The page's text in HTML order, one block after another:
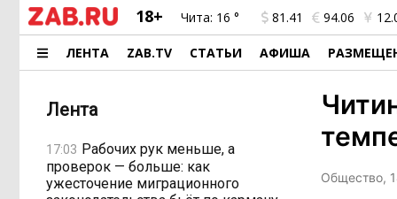
18+ Чита: 16 ° 81.41 94.06
ЛЕНТА ZAB.TV СТАТЬИ АФИША
Лента
17:03 Рабочих рук меньше, а
проверок — больше: как
ужесточение миграционного
Общество,